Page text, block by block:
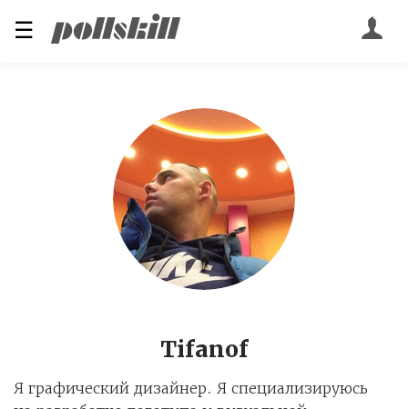
☰
Tifanof
Я графический дизайнер. Я специализируюсь